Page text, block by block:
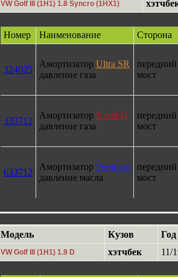
VW Golf III (1H1) 1.8 Syncro (1HX1)
Номер Наименование Сторона
324025
Амортизатор Ultra SR
давление газа
передний
мост
333712
Амортизатор Excel-G
давление газа
передний
мост
633712
Амортизатор Premium
давление масла
передний
мост
Модель Кузов
VW Golf III (1H1) 1.9 D хэтчбек 11/